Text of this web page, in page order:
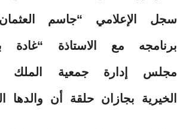
سجل الإعلامي “جاسم
برنامجه مع الاستاذة “غادة
مجلس إدارة جمعية الملك
الخيرية بجازان حلقة أن والدها